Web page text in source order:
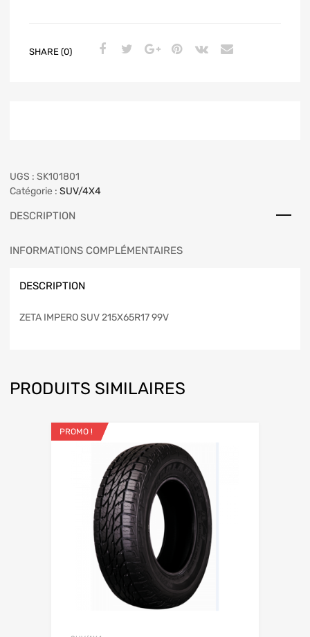
SHARE (0)
UGS : SK101801
Catégorie : SUV/4X4
DESCRIPTION
INFORMATIONS COMPLÉMENTAIRES
DESCRIPTION
ZETA IMPERO SUV 215X65R17 99V
PRODUITS SIMILAIRES
PROMO !